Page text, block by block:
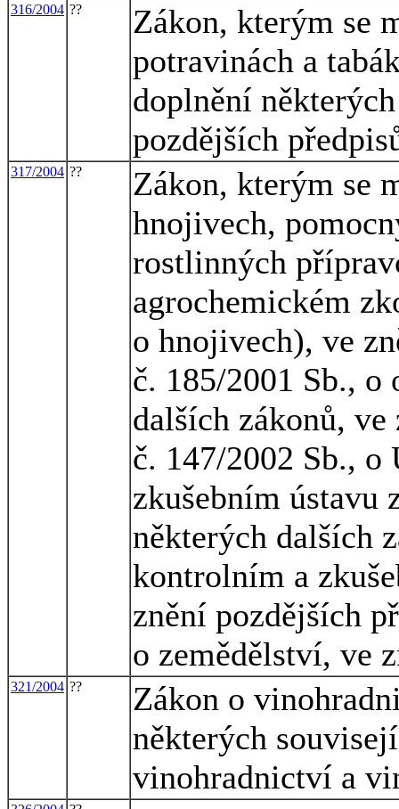
316/2004 ??
Zákon, kterým se
potravinách a
doplnění
pozdějších
317/2004 ??
Zákon, kterým se
hnojivech,
rostlinných
agrochemickém
o hnojivech), ve
č. 185/2001 Sb., o
dalších zákonů,
č. 147/2002 Sb.,
zkušebním ústavu
některých dalších
kontrolním a
znění pozdějších
o zemědělství, ve
321/2004 ??
Zákon o
některých
vinohradnictví a